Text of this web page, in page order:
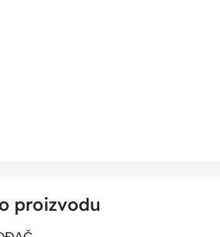
proizvodu